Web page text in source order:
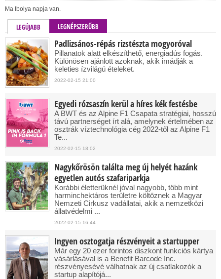
Ma Ibolya napja van.
LEGÚJABB LEGNÉPSZERŰBB
Padlizsános-répás rizstészta mogyoróval
Pillanatok alatt elkészíthető, energiadús fogás.
Különösen ajánlott azoknak, akik imádják a
keleties ízvilágú ételeket.
2022-02-15 21:00
Egyedi rózsaszín kerül a híres kék festésbe
A BWT és az Alpine F1 Csapata stratégiai, hosszú
távú partnerséget írt alá, amelynek értelmében az
osztrák víztechnológia cég 2022-től az Alpine F1
Te...
2022-02-15 18:02
Nagykőrösön találta meg új helyét hazánk
egyetlen autós szafariparkja
Korábbi életterüknél jóval nagyobb, több mint
harminchektáros területre költöznek a Magyar
Nemzeti Cirkusz vadállatai, akik a nemzetközi
állatvédelmi ...
2022-02-15 16:44
Ingyen osztogatja részvényeit a startupper
Már egy 20 ezer forintos diszkont funkciós kártya
vásárlásával is a Benefit Barcode Inc.
részvényesévé válhatnak az új csatlakozók a
startup alapítójá...